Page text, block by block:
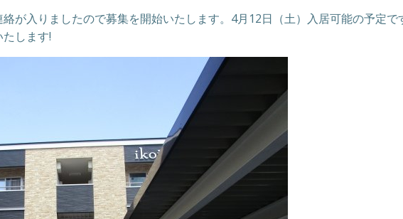
が入りましたので募集を開始いたします。4月12日（土）入居可能の予定で
します!